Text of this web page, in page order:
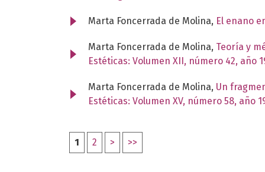
Marta Foncerrada de Molina, El enano
Marta Foncerrada de Molina, Teoría y
Estéticas: Volumen XII, número 42, año
Marta Foncerrada de Molina, Un
Estéticas: Volumen XV, número 58, año
1 2 > >>